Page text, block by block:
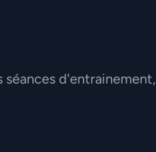
d'entrainement,